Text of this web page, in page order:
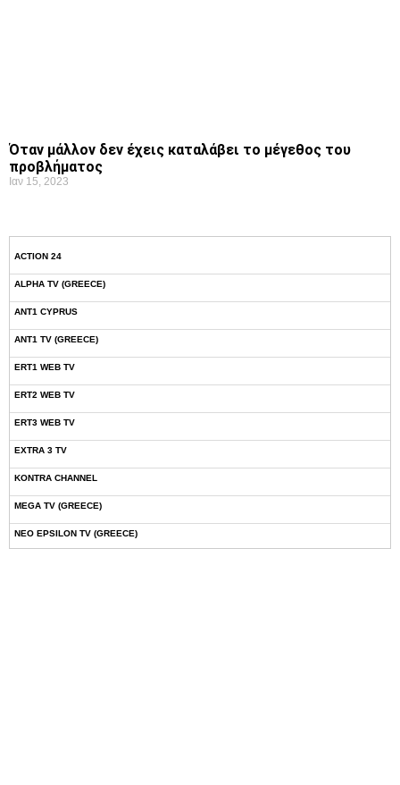
Όταν μάλλον δεν έχεις καταλάβει το μέγεθος του
προβλήματος
Ιαν 15, 2023
ACTION 24
ALPHA TV (GREECE)
ANT1 CYPRUS
ANT1 TV (GREECE)
ERT1 WEB TV
ERT2 WEB TV
ERT3 WEB TV
EXTRA 3 TV
KONTRA CHANNEL
MEGA TV (GREECE)
NEO EPSILON TV (GREECE)